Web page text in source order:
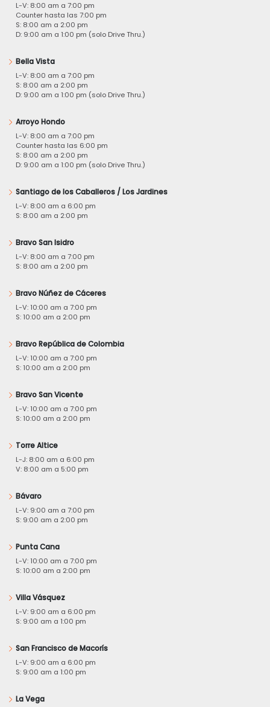
L-V: 8:00 am a 7:00 pm
Counter hasta las 7:00 pm
S: 8:00 am a 2:00 pm
D: 9:00 am a 1:00 pm (solo Drive Thru.)
Bella Vista
L-V: 8:00 am a 7:00 pm
S: 8:00 am a 2:00 pm
D: 9:00 am a 1:00 pm (solo Drive Thru.)
Arroyo Hondo
L-V: 8:00 am a 7:00 pm
Counter hasta las 6:00 pm
S: 8:00 am a 2:00 pm
D: 9:00 am a 1:00 pm (solo Drive Thru.)
Santiago de los Caballeros / Los Jardines
L-V: 8:00 am a 6:00 pm
S: 8:00 am a 2:00 pm
Bravo San Isidro
L-V: 8:00 am a 7:00 pm
S: 8:00 am a 2:00 pm
Bravo Núñez de Cáceres
L-V: 10:00 am a 7:00 pm
S: 10:00 am a 2:00 pm
Bravo República de Colombia
L-V: 10:00 am a 7:00 pm
S: 10:00 am a 2:00 pm
Bravo San Vicente
L-V: 10:00 am a 7:00 pm
S: 10:00 am a 2:00 pm
Torre Altice
L-J: 8:00 am a 6:00 pm
V: 8:00 am a 5:00 pm
Bávaro
L-V: 9:00 am a 7:00 pm
S: 9:00 am a 2:00 pm
Punta Cana
L-V: 10:00 am a 7:00 pm
S: 10:00 am a 2:00 pm
Villa Vásquez
L-V: 9:00 am a 6:00 pm
S: 9:00 am a 1:00 pm
San Francisco de Macorís
L-V: 9:00 am a 6:00 pm
S: 9:00 am a 1:00 pm
La Vega